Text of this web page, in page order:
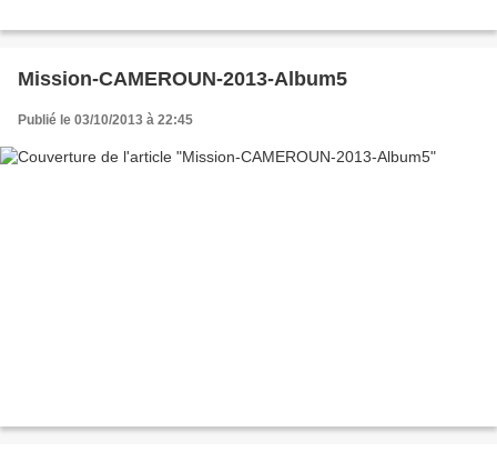
Mission-CAMEROUN-2013-Album5
Publié le 03/10/2013 à 22:45